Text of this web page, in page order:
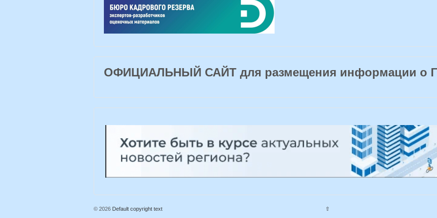
ОФИЦИАЛЬНЫЙ САЙТ для размещения информации о
© 2026 Default copyright text ⇧